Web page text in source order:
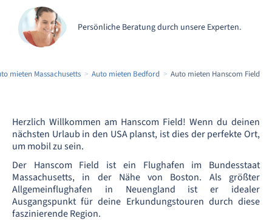
Persönliche Beratung durch unsere Experten.
mieten Massachusetts Auto mieten Bedford Auto mieten Hanscom Field
Herzlich Willkommen am Hanscom Field! Wenn du deinen
nächsten Urlaub in den USA planst, ist dies der perfekte Ort,
um mobil zu sein.
Der Hanscom Field ist ein Flughafen im Bundesstaat
Massachusetts, in der Nähe von Boston. Als größter
Allgemeinflughafen in Neuengland ist er idealer
Ausgangspunkt für deine Erkundungstouren durch diese
faszinierende Region.